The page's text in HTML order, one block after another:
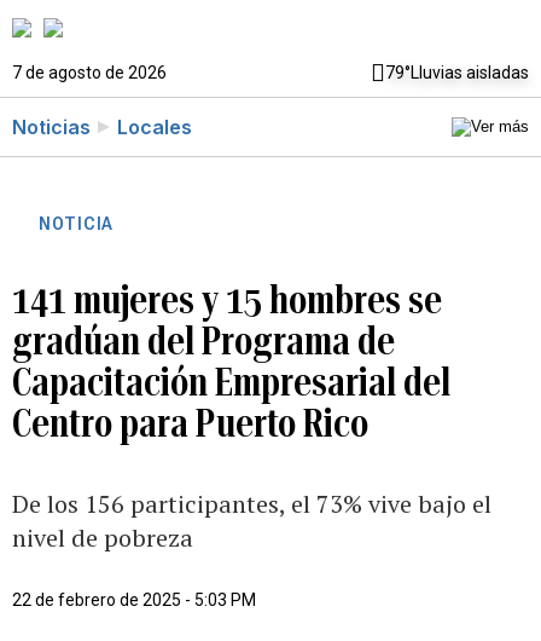
7 de agosto de 2026 79°Lluvias aisladas
Noticias Locales
NOTICIA
141 mujeres y 15 hombres se
gradúan del Programa de
Capacitación Empresarial del
Centro para Puerto Rico
De los 156 participantes, el 73% vive bajo el
nivel de pobreza
22 de febrero de 2025 - 5:03 PM